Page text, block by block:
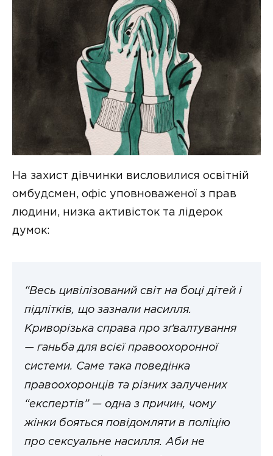
На захист дівчинки висловилися освітній
омбудсмен, офіс уповноваженої з прав
людини, низка активісток та лідерок
думок:
“Весь цивілізований світ на боці дітей і
підлітків, що зазнали насилля.
Криворізька справа про зґвалтування
— ганьба для всієї правоохоронної
системи. Саме така поведінка
правоохоронців та різних залучених
“експертів” — одна з причин, чому
жінки бояться повідомляти в поліцію
про сексуальне насилля. Аби не